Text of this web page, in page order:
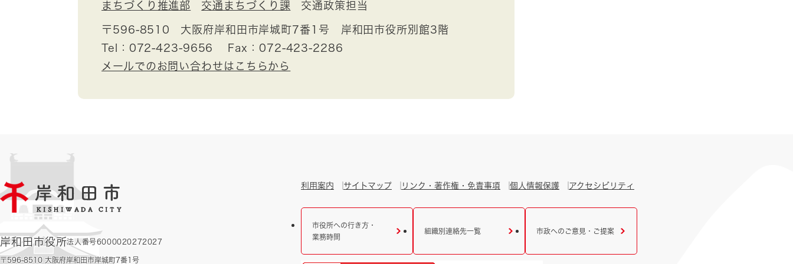
まちづくり推進部 交通まちづくり課 交通政策担当
〒596-8510
大阪府岸和田市岸城町7番1号 岸和田市役所別館3階
Tel：072-423-9656
Fax：072-423-2286
メールでのお問い合わせはこちらから
岸和田市役所法人番号6000020272027
〒596-8510 大阪府岸和田市岸城町7番1号
利用案内 サイトマップ リンク・著作権・免責事項 個人情報保護 アクセシビリティ
市役所への行き方・
業務時間
組織別連絡先一覧 市政へのご意見・ご提案